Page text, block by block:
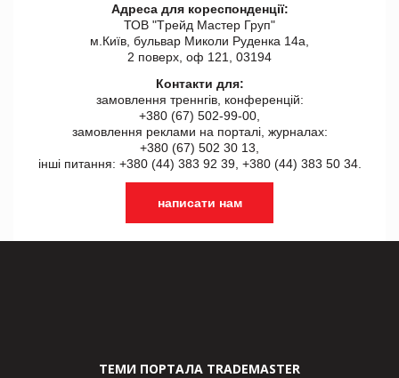
Адреса для кореспонденції:
ТОВ "Tрейд Мастер Груп"
м.Київ, бульвар Миколи Руденка 14а,
2 поверх, оф 121, 03194
Контакти для:
замовлення треннгів, конференцій:
+380 (67) 502-99-00,
замовлення реклами на порталі, журналах:
+380 (67) 502 30 13,
інші питання: +380 (44) 383 92 39, +380 (44) 383 50 34.
написати нам
ТЕМИ ПОРТАЛА TRADEMASTER